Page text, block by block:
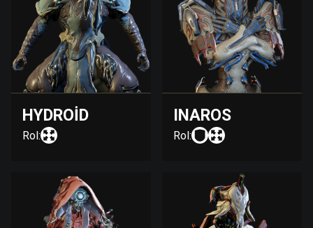
HYDROID
Rol:
INAROS
Rol: